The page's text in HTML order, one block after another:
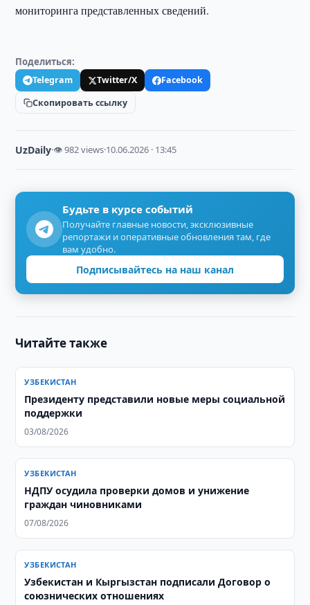
мониторинга представленных сведений.
Поделиться:
Telegram Twitter/X
Facebook
Скопировать ссылку
UzDaily·👁 982 views·10.06.2026 · 13:45
Будьте в курсе событий
Получайте главные новости, эксклюзивные
репортажи и оперативные обновления там, где
вам удобно.
Подписывайтесь на наш канал
Читайте также
УЗБЕКИСТАН
Президенту представили новые меры социальной
поддержки
03/08/2026
УЗБЕКИСТАН
НДПУ осудила проверки домов и унижение
граждан чиновниками
07/08/2026
УЗБЕКИСТАН
Узбекистан и Кыргызстан подписали Договор о
союзнических отношениях